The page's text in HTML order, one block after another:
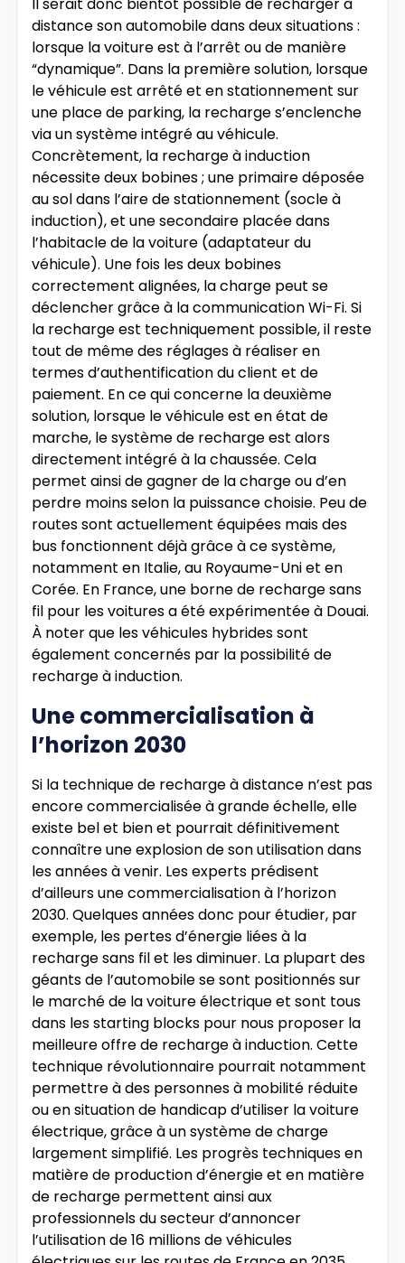
distance son automobile dans deux situations :
lorsque la voiture est à l’arrêt ou de manière
“dynamique”. Dans la première solution, lorsque
le véhicule est arrêté et en stationnement sur
une place de parking, la recharge s’enclenche
via un système intégré au véhicule.
Concrètement, la recharge à induction
nécessite deux bobines ; une primaire déposée
au sol dans l’aire de stationnement (socle à
induction), et une secondaire placée dans
l’habitacle de la voiture (adaptateur du
véhicule). Une fois les deux bobines
correctement alignées, la charge peut se
déclencher grâce à la communication Wi-Fi. Si
la recharge est techniquement possible, il reste
tout de même des réglages à réaliser en
termes d’authentification du client et de
paiement. En ce qui concerne la deuxième
solution, lorsque le véhicule est en état de
marche, le système de recharge est alors
directement intégré à la chaussée. Cela
permet ainsi de gagner de la charge ou d’en
perdre moins selon la puissance choisie. Peu de
routes sont actuellement équipées mais des
bus fonctionnent déjà grâce à ce système,
notamment en Italie, au Royaume-Uni et en
Corée. En France, une borne de recharge sans
fil pour les voitures a été expérimentée à Douai.
À noter que les véhicules hybrides sont
également concernés par la possibilité de
recharge à induction.
Une commercialisation à
l’horizon 2030
Si la technique de recharge à distance n’est pas
encore commercialisée à grande échelle, elle
existe bel et bien et pourrait définitivement
connaître une explosion de son utilisation dans
les années à venir. Les experts prédisent
d’ailleurs une commercialisation à l’horizon
2030. Quelques années donc pour étudier, par
exemple, les pertes d’énergie liées à la
recharge sans fil et les diminuer. La plupart des
géants de l’automobile se sont positionnés sur
le marché de la voiture électrique et sont tous
dans les starting blocks pour nous proposer la
meilleure offre de recharge à induction. Cette
technique révolutionnaire pourrait notamment
permettre à des personnes à mobilité réduite
ou en situation de handicap d’utiliser la voiture
électrique, grâce à un système de charge
largement simplifié. Les progrès techniques en
matière de production d’énergie et en matière
de recharge permettent ainsi aux
professionnels du secteur d’annoncer
l’utilisation de 16 millions de véhicules